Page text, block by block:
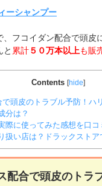
ーシャンプー
フコイダン配合で頭皮
と 累計５０万本以上も販
Contents [hide]
頭皮のトラブル予防！ハ
分は？
際に使ってみた感想を口コ
扱い店は？ドラックストア
配合で頭皮のトラ